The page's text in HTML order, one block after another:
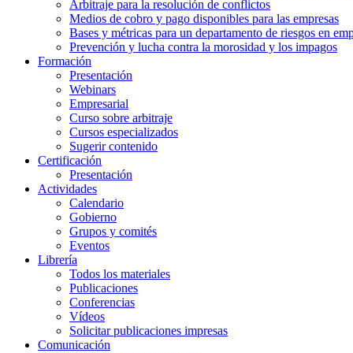
Arbitraje para la resolución de conflictos
Medios de cobro y pago disponibles para las empresas
Bases y métricas para un departamento de riesgos en
Prevención y lucha contra la morosidad y los impagos
Formación
Presentación
Webinars
Empresarial
Curso sobre arbitraje
Cursos especializados
Sugerir contenido
Certificación
Presentación
Actividades
Calendario
Gobierno
Grupos y comités
Eventos
Librería
Todos los materiales
Publicaciones
Conferencias
Vídeos
Solicitar publicaciones impresas
Comunicación